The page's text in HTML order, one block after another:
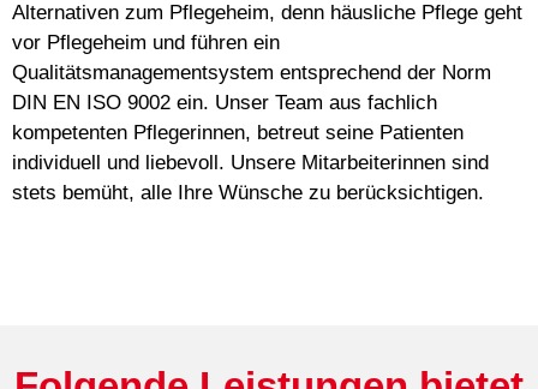
Alternativen zum Pflegeheim, denn häusliche Pflege geht
vor Pflegeheim und führen ein
Qualitätsmanagementsystem entsprechend der Norm
DIN EN ISO 9002 ein. Unser Team aus fachlich
kompetenten Pflegerinnen, betreut seine Patienten
individuell und liebevoll. Unsere Mitarbeiterinnen sind
stets bemüht, alle Ihre Wünsche zu berücksichtigen.